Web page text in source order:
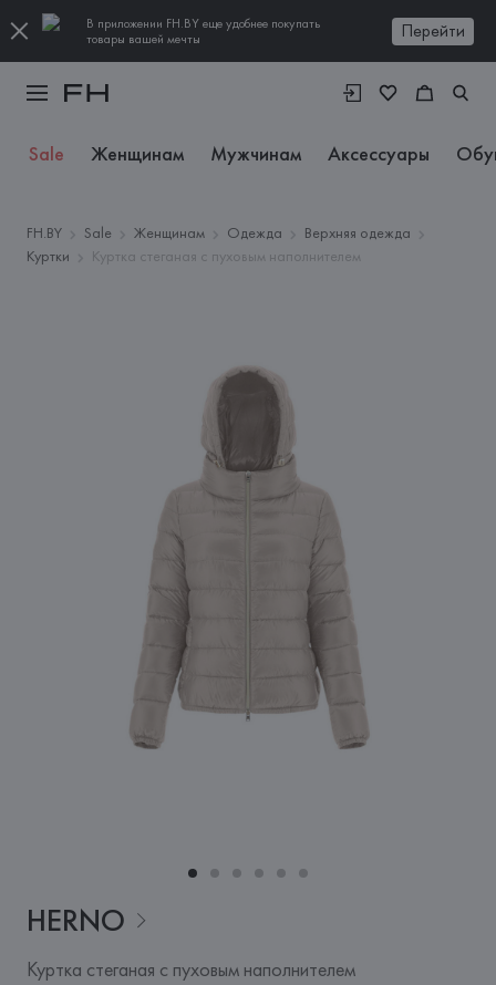
В приложении FH.BY еще удобнее покупать
товары вашей мечты
Перейти
Sale Женщинам Мужчинам Аксессуары
FH.BY Sale Женщинам Одежда
Верхняя одежда
Куртки
Куртка стеганая с пуховым наполнителем
HERNO
Куртка стеганая с пуховым наполнителем